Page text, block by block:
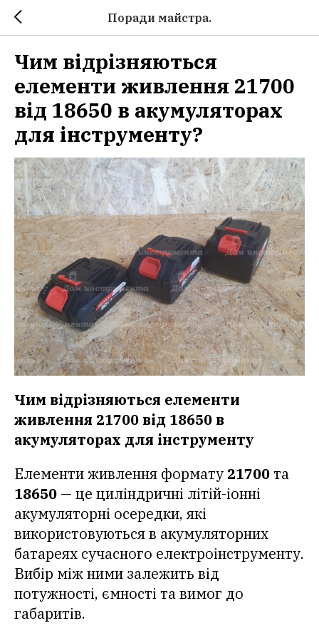
Поради майстра.
Чим відрізняються
елементи живлення 21700
від 18650 в акумуляторах
для інструменту?
Чим відрізняються елементи
живлення 21700 від 18650 в
акумуляторах для інструменту
Елементи живлення формату 21700та
18650 — це циліндричні літій-іонні
акумуляторні осередки, які
використовуються в акумуляторних
батареях сучасного електроінструменту.
Вибір між ними залежить від
потужності, ємності та вимог до
габаритів.